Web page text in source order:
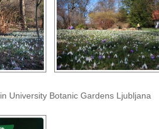
in University Botanic Gardens Ljubljana